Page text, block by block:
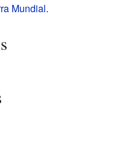
Mundial.